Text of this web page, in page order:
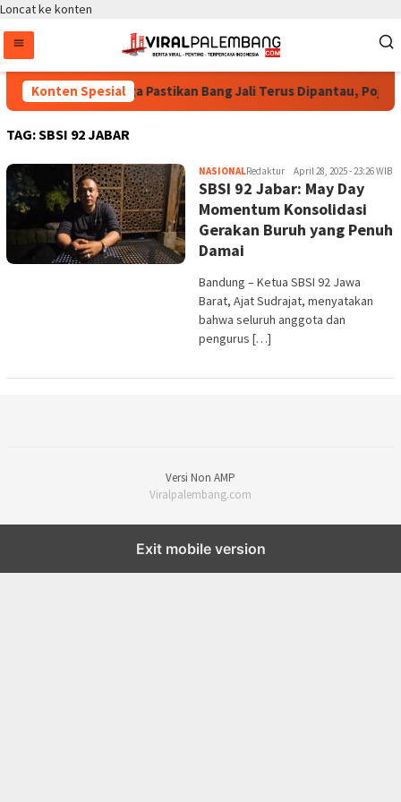
Loncat ke konten
Konten Spesial
Bintang Puspayoga Pastikan Bang Jali Terus Dipantau, Pojok
TAG:SBSI 92 JABAR
NASIONALRedaktur April 28, 2025 - 23:26 WIB
SBSI 92 Jabar: May Day
Momentum Konsolidasi
Gerakan Buruh yang Penuh
Damai
Bandung – Ketua SBSI 92 Jawa
Barat, Ajat Sudrajat, menyatakan
bahwa seluruh anggota dan
pengurus […]
Versi Non AMP
Viralpalembang.com
Exit mobile version